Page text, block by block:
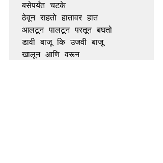
बसेपर्यंत चटके
ठेवून राहतो हातावर हात
आलटून पालटून परतून बघतो
डावी बाजू कि उजवी बाजू
खालून आणि वरून